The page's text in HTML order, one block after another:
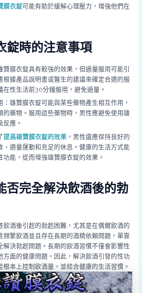
膜衣錠可能有助於緩解心理壓力，增強他們在
錠時的注意事項
膜衣錠具有較強的效果，但過量服用可能引
根據產品說明書或醫生的建議來確定合適的服
在性生活前30分鐘服用，避免過量。
雄贊膜衣錠可能與某些藥物產生相互作用，
的藥物。服用這些藥物時，男性應避免使用雄
反應。
提高雄贊膜衣錠的效果，男性還應保持良好的
、適量運動和充足的休息。健康的生活方式能
能，從而增強雄贊膜衣錠的效果。
否完全解決飲酒後的勃
飲酒後引起的勃起困難，尤其是在偶爾飲酒的
頻繁飲酒並且存在長期的酒精依賴問題，單靠
解決勃起問題。長期的飲酒習慣不僅會影響性
方面的健康問題。因此，解決飲酒引發的性功
根本上控制飲酒量，並結合健康的生活習慣。